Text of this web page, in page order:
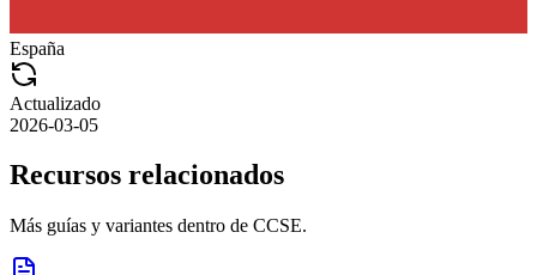
España
Actualizado
2026-03-05
Recursos relacionados
Más guías y variantes dentro de CCSE.